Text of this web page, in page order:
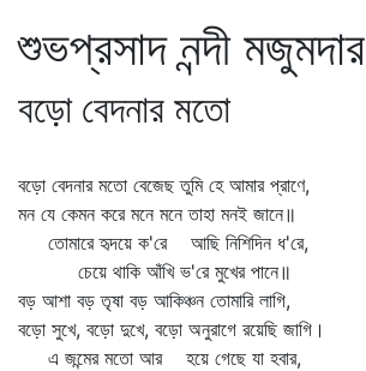
শুভপ্রসাদ নন্দী মজুমদার
বড়ো বেদনার মতো
বড়ো বেদনার মতো বেজেছ তুমি হে আমার প্রাণে,
মন যে কেমন করে মনে মনে তাহা মনই জানে॥
তোমারে হৃদয়ে ক'রে আছি নিশিদিন ধ'রে,
চেয়ে থাকি আঁখি ভ'রে মুখের পানে॥
বড় আশা বড় তৃষা বড় আকিঞ্চন তোমারি লাগি,
বড়ো সুখে, বড়ো দুখে, বড়ো অনুরাগে রয়েছি জাগি।
এ জন্মের মতো আর হয়ে গেছে যা হবার,